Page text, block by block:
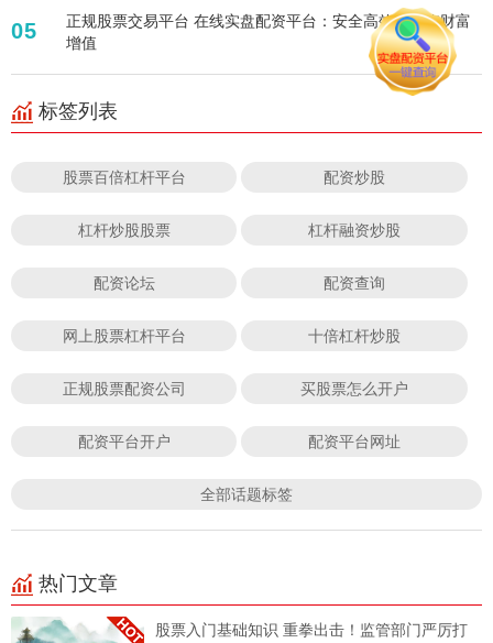
05
正规股票交易平台 在线实盘配资平台：安全高效，助您财富
增值
标签列表
股票百倍杠杆平台 配资炒股
杠杆炒股股票 杠杆融资炒股
配资论坛 配资查询
网上股票杠杆平台 十倍杠杆炒股
正规股票配资公司 买股票怎么开户
配资平台开户 配资平台网址
全部话题标签
热门文章
股票入门基础知识 重拳出击！监管部门严厉打